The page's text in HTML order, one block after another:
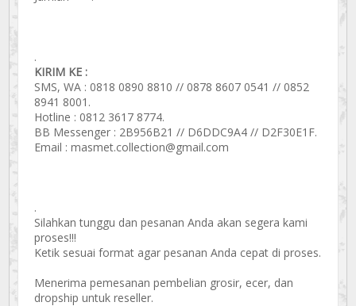
.
KIRIM KE :
SMS, WA : 0818 0890 8810 // 0878 8607 0541 // 0852
8941 8001.
Hotline : 0812 3617 8774.
BB Messenger : 2B956B21 // D6DDC9A4 // D2F30E1F.
Email : masmet.collection@gmail.com
.
Silahkan tunggu dan pesanan Anda akan segera kami
proses!!!
Ketik sesuai format agar pesanan Anda cepat di proses.
Menerima pemesanan pembelian grosir, ecer, dan
dropship untuk reseller.